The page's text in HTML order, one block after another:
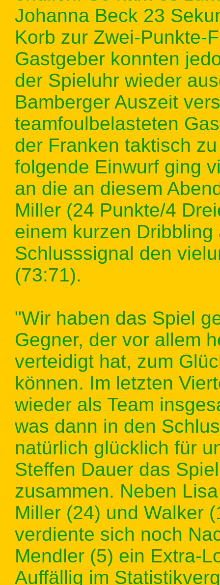
Johanna Beck 23
Korb zur Zwei-Punkte-
Gastgeber konnten
der Spieluhr wieder
Bamberger Auszeit
teamfoulbelasteten
der Franken taktisch
folgende Einwurf ging
an die an diesem
Miller (24 Punkte/4
einem kurzen
Schlusssignal den
(73:71).
"Wir haben das Spiel
Gegner, der vor allem
verteidigt hat, zum
können. Im letzten
wieder als Team
was dann in den
natürlich glücklich für
Steffen Dauer das
zusammen. Neben
Miller (24) und Walker
verdiente sich noch
Mendler (5) ein Extra-
Auffällig im